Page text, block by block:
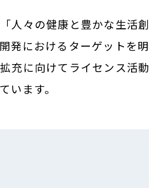
人々の健康と豊かな生活
発におけるターゲットを
充に向けてライセンス活
います。